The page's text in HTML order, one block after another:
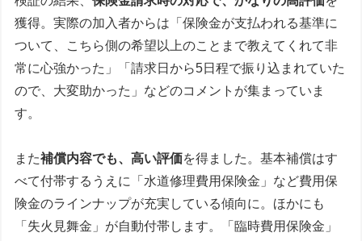
獲得。実際の加入者からは「保険金が支払われる基準に
ついて、こちら側の希望以上のことまで教えてくれて非
常に心強かった」「請求日から5日程で振り込まれていた
ので、大変助かった」などのコメントが集まっていま
す。
また補償内容でも、高い評価を得ました。基本補償はす
べて付帯するうえに「水道修理費用保険金」など費用保
険金のラインナップが充実している傾向に。ほかにも
「失火見舞金」が自動付帯します。「臨時費用保険金」